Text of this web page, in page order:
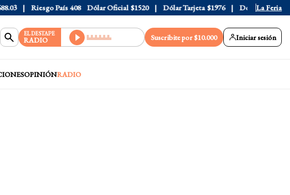
Riesgo País 408 Dólar Oficial $1520 Dólar Tarjeta $1976 Dólar Blue $1530
La Feria
EL DESTAPE
RADIO Suscribite por $10.000 Iniciar sesión
OPINIÓNRADIO